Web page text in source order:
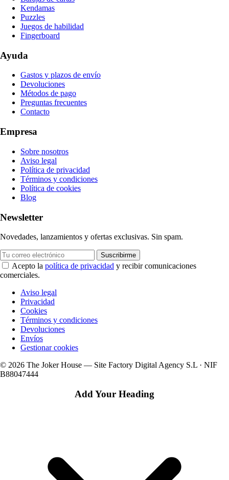
Kendamas
Puzzles
Juegos de habilidad
Fingerboard
Ayuda
Gastos y plazos de envío
Devoluciones
Métodos de pago
Preguntas frecuentes
Contacto
Empresa
Sobre nosotros
Aviso legal
Política de privacidad
Términos y condiciones
Política de cookies
Blog
Newsletter
Novedades, lanzamientos y ofertas exclusivas. Sin spam.
Suscribirme
Acepto la política de privacidad y recibir comunicaciones
comerciales.
Aviso legal
Privacidad
Cookies
Términos y condiciones
Devoluciones
Envíos
Gestionar cookies
© 2026 The Joker House — Site Factory Digital Agency S.L · NIF
B88047444
Add Your Heading